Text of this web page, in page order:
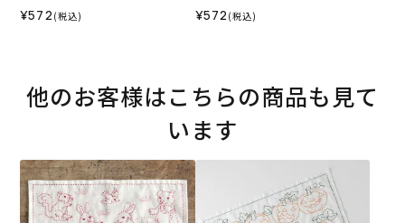
¥572 (税込) ¥572 (税込)
他のお客様はこちらの商品も見て
います